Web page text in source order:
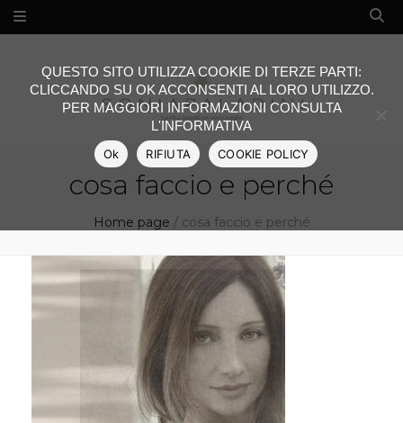
cosa faccio e perché
Home page / cosa faccio e perché
QUESTO SITO UTILIZZA COOKIE DI TERZE PARTI:
CLICCANDO SU OK ACCONSENTI AL LORO UTILIZZO.
PER MAGGIORI INFORMAZIONI CONSULTA
L'INFORMATIVA
Ok RIFIUTA COOKIE POLICY